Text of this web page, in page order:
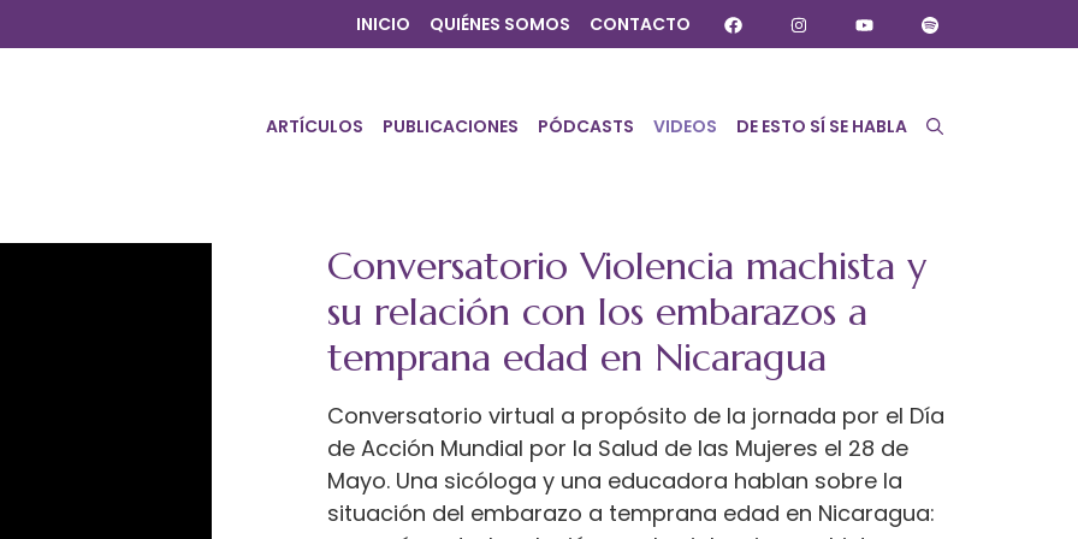
INICIO QUIÉNES SOMOS CONTACTO
ARTÍCULOS PUBLICACIONES PÓDCASTS VIDEOS DE ESTO SÍ SE HABLA
Conversatorio Violencia machista y
su relación con los embarazos a
temprana edad en Nicaragua
Conversatorio virtual a propósito de la jornada por el Día
de Acción Mundial por la Salud de las Mujeres el 28 de
Mayo. Una sicóloga y una educadora hablan sobre la
situación del embarazo a temprana edad en Nicaragua: